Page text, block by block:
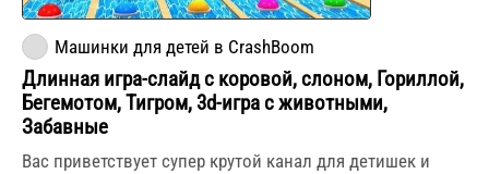
Машинки для детей в CrashBoom
Длинная игра-слайд с коровой, слоном, Гориллой,
Бегемотом, Тигром, 3d-игра с животными,
Забавные
Вас приветствует супер крутой канал для детишек и